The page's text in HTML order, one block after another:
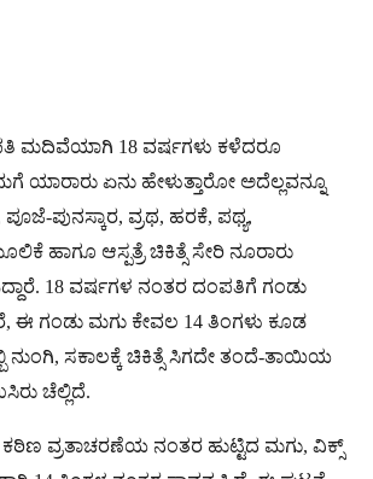
ಮದಿವೆಯಾಗಿ 18 ವರ್ಷಗಳು ಕಳೆದರೂ
ಯಾರಾರು ಏನು ಹೇಳುತ್ತಾರೋ ಅದೆಲ್ಲವನ್ನೂ
ಪುನಸ್ಕಾರ, ವ್ರಥ, ಹರಕೆ, ಪಥ್ಯ,
ಹಾಗೂ ಆಸ್ಪತ್ರೆ ಚಿಕಿತ್ಸೆ ಸೇರಿ ನೂರಾರು
18 ವರ್ಷಗಳ ನಂತರ ದಂಪತಿಗೆ ಗಂಡು
ಗಂಡು ಮಗು ಕೇವಲ 14 ತಿಂಗಳು ಕೂಡ
ನುಂಗಿ, ಸಕಾಲಕ್ಕೆ ಚಿಕಿತ್ಸೆ ಸಿಗದೇ ತಂದೆ-ತಾಯಿಯ
ಚೆಲ್ಲಿದೆ.
ವ್ರತಾಚರಣೆಯ ನಂತರ ಹುಟ್ಟಿದ ಮಗು, ವಿಕ್ಸ್